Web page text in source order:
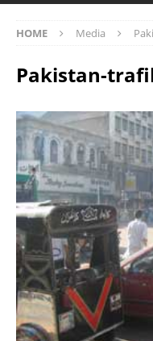
HOME Media
Pakistan-